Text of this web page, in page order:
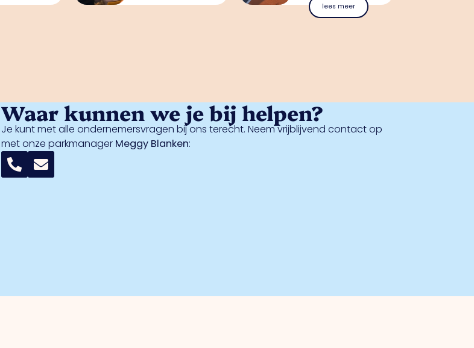
lees meer
Waar kunnen we je bij helpen?
Je kunt met alle ondernemersvragen bij ons terecht. Neem vrijblijvend contact op
met onze parkmanager Meggy Blanken: